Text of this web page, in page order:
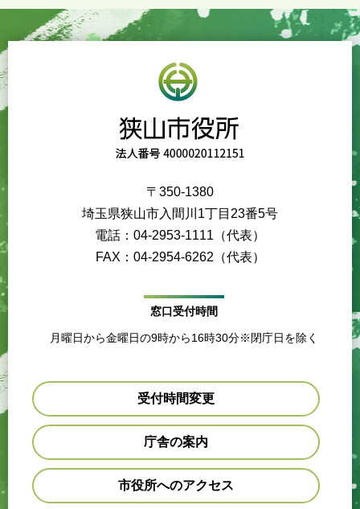
〒350-1380
埼玉県狭山市入間川1丁目23番5号
電話：04-2953-1111（代表）
FAX：04-2954-6262（代表）
窓口受付時間
月曜日から金曜日の9時から16時30分※閉庁日を除く
受付時間変更
庁舎の案内
市役所へのアクセス